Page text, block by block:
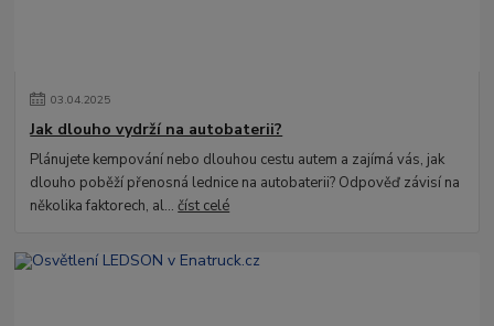
03.04.2025
Jak dlouho vydrží na autobaterii?
Plánujete kempování nebo dlouhou cestu autem a zajímá vás, jak
dlouho poběží přenosná lednice na autobaterii? Odpověď závisí na
několika faktorech, al...číst celé